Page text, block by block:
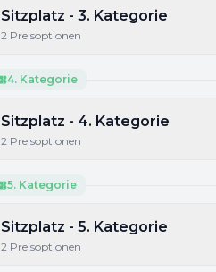
Sitzplatz - 3. Kategorie
2 Preisoptionen
4. Kategorie
Sitzplatz - 4. Kategorie
2 Preisoptionen
5. Kategorie
Sitzplatz - 5. Kategorie
2 Preisoptionen